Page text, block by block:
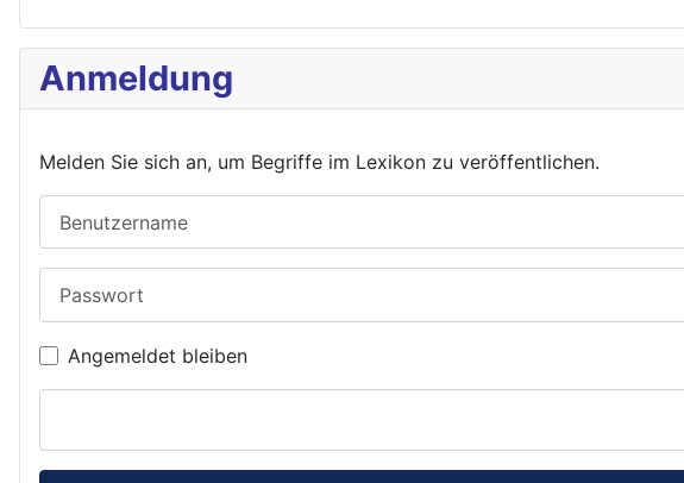
Anmeldung
Melden Sie sich an, um Begriffe im Lexikon zu veröffentlichen.
Angemeldet bleiben